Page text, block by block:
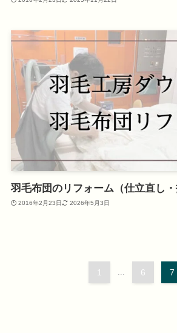
羽毛布団のリフォーム（仕立直し・
2016年2月23日 2026年5月3日
1 6 7